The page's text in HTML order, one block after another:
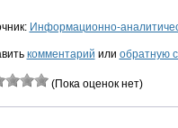
Информационно-
комментарий или обратную
(Пока оценок нет)